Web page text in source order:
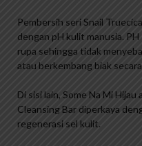
Pembersih seri Snail
dengan pH kulit manusia.
rupa sehingga tidak
atau berkembang biak
Di sisi lain, Some Na Mi
Cleansing Bar diperkaya
regenerasi sel kulit.